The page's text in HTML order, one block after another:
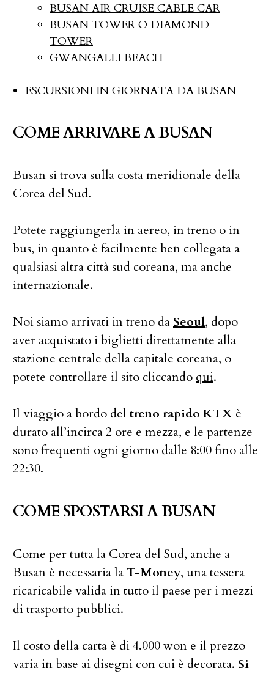
BUSAN AIR CRUISE CABLE CAR
BUSAN TOWER O DIAMOND
TOWER
GWANGALLI BEACH
ESCURSIONI IN GIORNATA DA BUSAN
COME ARRIVARE A BUSAN
Busan si trova sulla costa meridionale della
Corea del Sud.
Potete raggiungerla in aereo, in treno o in
bus, in quanto è facilmente ben collegata a
qualsiasi altra città sud coreana, ma anche
internazionale.
Noi siamo arrivati in treno da Seoul, dopo
aver acquistato i biglietti direttamente alla
stazione centrale della capitale coreana, o
potete controllare il sito cliccando qui.
Il viaggio a bordo del treno rapido KTX è
durato all’incirca 2 ore e mezza, e le partenze
sono frequenti ogni giorno dalle 8:00 fino alle
22:30.
COME SPOSTARSI A BUSAN
Come per tutta la Corea del Sud, anche a
Busan è necessaria laT-Money, una tessera
ricaricabile valida in tutto il paese per i mezzi
di trasporto pubblici.
Il costo della carta è di 4.000 won e il prezzo
varia in base ai disegni con cui è decorata. Si